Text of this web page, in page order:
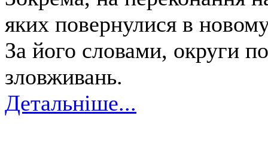
яких повернулися в
За його словами, округи
зловживань.
Детальніше...